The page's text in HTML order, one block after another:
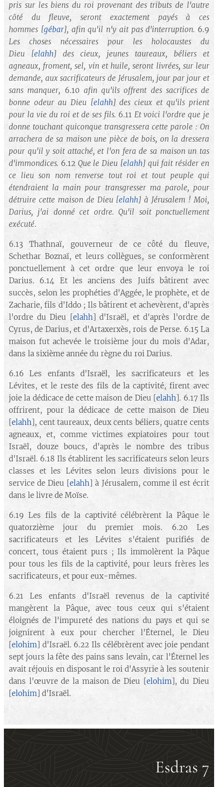
pris sur les biens du roi provenant des tributs de l'autre
côté du fleuve, seront exactement payés à ces
hommes [gébar], afin qu'il n'y ait pas d'interruption. 6.9
Les choses nécessaires pour les holocaustes du
Dieu [elahh] des cieux, jeunes taureaux, béliers et
agneaux, froment, sel, vin et huile, seront livrées, sur leur
demande, aux sacrificateurs de Jérusalem, jour par jour et
sans manquer, 6.10 afin qu'ils offrent des sacrifices de
bonne odeur au Dieu [elahh]des cieux et qu'ils prient
pour la vie du roi et de ses fils. 6.11 Et voici l'ordre que je
donne touchant quiconque transgressera cette parole : On
arrachera de sa maison une pièce de bois, on la dressera
pour qu'il y soit attaché, et l'on fera de sa maison un tas
d'immondices. 6.12 Que le Dieu [elahh] qui fait résider en
ce lieu son nom renverse tout roi et tout peuple qui
étendraient la main pour transgresser ma parole, pour
détruire cette maison de Dieu [elahh]à Jérusalem ! Moi,
Darius, j'ai donné cet ordre. Qu'il soit ponctuellement
exécuté.
6.13 Thathnaï, gouverneur de ce côté du fleuve,
Schethar Boznaï, et leurs collègues, se conformèrent
ponctuellement à cet ordre que leur envoya le roi
Darius. 6.14 Et les anciens des Juifs bâtirent avec
succès, selon les prophéties d'Aggée, le prophète, et de
Zacharie, fils d'Iddo ; Ils bâtirent et achevèrent, d'après
l'ordre du Dieu [ elahh] d'Israël, et d'après l'ordre de
Cyrus, de Darius, et d'Artaxerxès, rois de Perse. 6.15 La
maison fut achevée le troisième jour du mois d'Adar,
dans la sixième année du règne du roi Darius.
6.16 Les enfants d'Israël, les sacrificateurs et les
Lévites, et le reste des fils de la captivité, firent avec
joie la dédicace de cette maison de Dieu [elahh ]. 6.17 Ils
offrirent, pour la dédicace de cette maison de Dieu
elahh ], cent taureaux, deux cents béliers, quatre cents
agneaux, et, comme victimes expiatoires pour tout
Israël, douze boucs, d'après le nombre des tribus
d'Israël. 6.18 Ils établirent les sacrificateurs selon leurs
classes et les Lévites selon leurs divisions pour le
service de Dieu [elahh ] à Jérusalem, comme il est écrit
dans le livre de Moïse.
6.19 Les fils de la captivité célébrèrent la Pâque le
quatorzième jour du premier mois. 6.20 Les
sacrificateurs et les Lévites s'étaient purifiés de
concert, tous étaient purs ; Ils immolèrent la Pâque
pour tous les fils de la captivité, pour leurs frères les
sacrificateurs, et pour eux-mêmes.
6.21 Les enfants d'Israël revenus de la captivité
mangèrent la Pâque, avec tous ceux qui s'étaient
éloignés de l'impureté des nations du pays et qui se
joignirent à eux pour chercher l'Éternel, le Dieu
elohim ] d'Israël. 6.22 Ils célébrèrent avec joie pendant
sept jours la fête des pains sans levain, car l'Éternel les
avait réjouis en disposant le roi d'Assyrie à les soutenir
dans l'œuvre de la maison de Dieu [ elohim], du Dieu
elohim ] d'Israël.
Esdras 7